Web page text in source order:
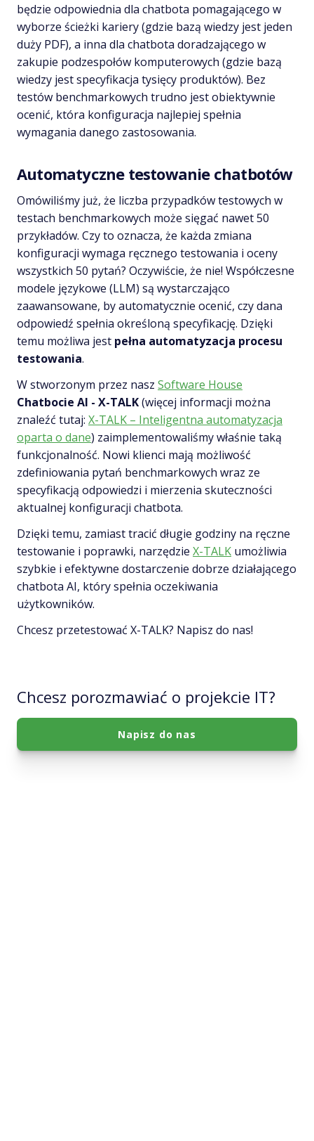
będzie odpowiednia dla chatbota pomagającego w
wyborze ścieżki kariery (gdzie bazą wiedzy jest jeden
duży PDF), a inna dla chatbota doradzającego w
zakupie podzespołów komputerowych (gdzie bazą
wiedzy jest specyfikacja tysięcy produktów). Bez
testów benchmarkowych trudno jest obiektywnie
ocenić, która konfiguracja najlepiej spełnia
wymagania danego zastosowania.
Automatyczne testowanie chatbotów
Omówiliśmy już, że liczba przypadków testowych w
testach benchmarkowych może sięgać nawet 50
przykładów. Czy to oznacza, że każda zmiana
konfiguracji wymaga ręcznego testowania i oceny
wszystkich 50 pytań? Oczywiście, że nie! Współczesne
modele językowe (LLM) są wystarczająco
zaawansowane, by automatycznie ocenić, czy dana
odpowiedź spełnia określoną specyfikację. Dzięki
temu możliwa jest pełna automatyzacja procesu
testowania.
W stworzonym przez nasz Software House
Chatbocie AI - X-TALK(więcej informacji można
znaleźć tutaj: X-TALK – Inteligentna automatyzacja
oparta o dane) zaimplementowaliśmy właśnie taką
funkcjonalność. Nowi klienci mają możliwość
zdefiniowania pytań benchmarkowych wraz ze
specyfikacją odpowiedzi i mierzenia skuteczności
aktualnej konfiguracji chatbota.
Dzięki temu, zamiast tracić długie godziny na ręczne
testowanie i poprawki, narzędzie X-TALK umożliwia
szybkie i efektywne dostarczenie dobrze działającego
chatbota AI, który spełnia oczekiwania
użytkowników.
Chcesz przetestować X-TALK? Napisz do nas!
Chcesz porozmawiać o projekcie IT?
Napisz do nas